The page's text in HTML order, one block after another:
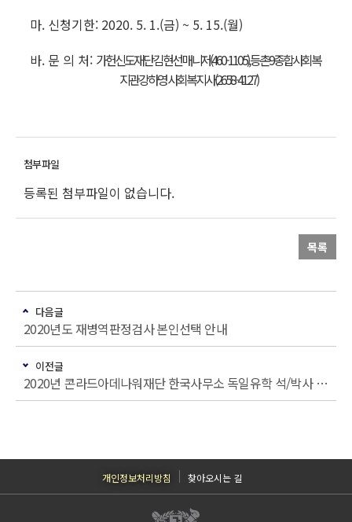
마. 신청기한: 2020. 5. 1.(금) ~ 5. 15.(월)
바. 문 의 처: 가헌신도재단 김현선 매니저(460-1105), 등촌9종합사회복
지관 강하영 사회복지사(2658-4127)
등록된 첨부파일이 없습니다.
목록
다음글
2020년도 재병역판정검사 본인선택 안내
이전글
2020년 콘라드아데나워재단 한국사무소 독일유학 석/박사 장학생 모집 안내
개인정보처리방침 찾아오시는 길